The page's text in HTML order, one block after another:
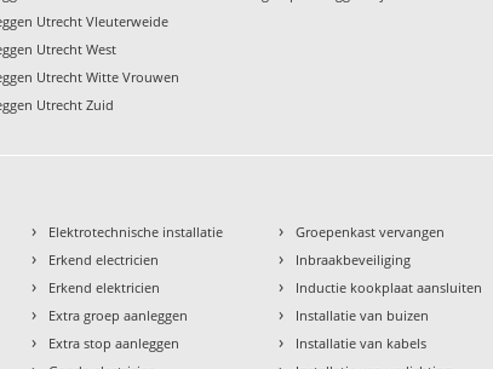
Utrecht Vleuterweide
Utrecht West
Utrecht Witte Vrouwen
Utrecht Zuid
› Elektrotechnische installatie
› Erkend electricien
› Erkend elektricien
› Extra groep aanleggen
› Extra stop aanleggen
› Groepenkast vervangen
› Inbraakbeveiliging
› Inductie kookplaat aansluiten
› Installatie van buizen
› Installatie van kabels